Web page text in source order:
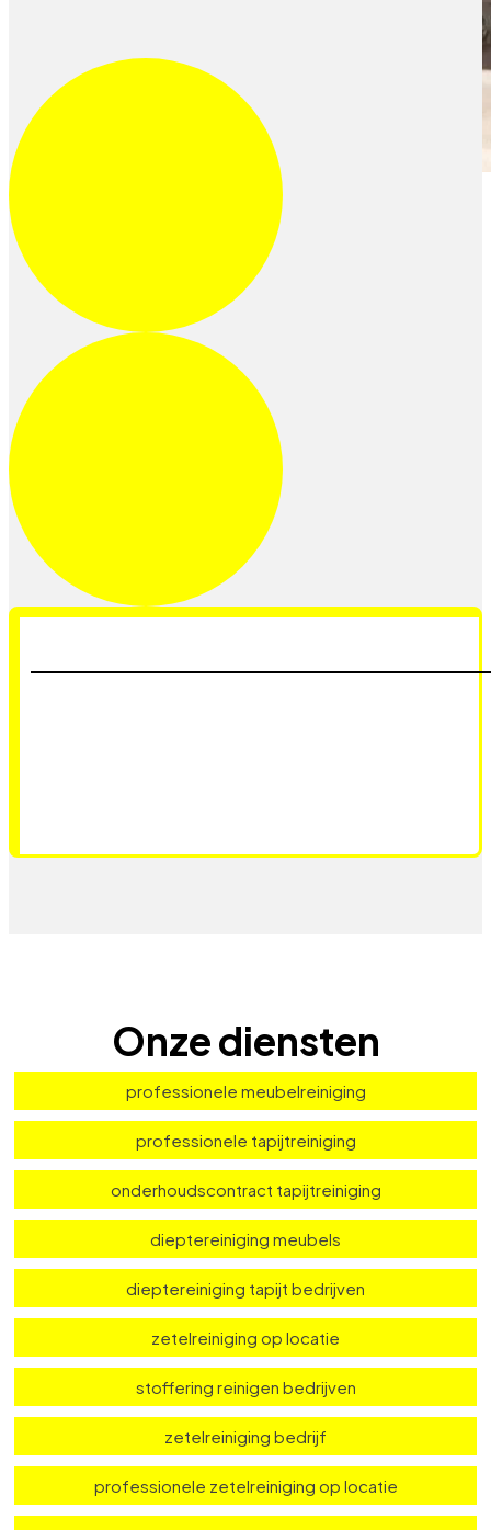
Onze diensten
professionele meubelreiniging
professionele tapijtreiniging
onderhoudscontract tapijtreiniging
dieptereiniging meubels
dieptereiniging tapijt bedrijven
zetelreiniging op locatie
stoffering reinigen bedrijven